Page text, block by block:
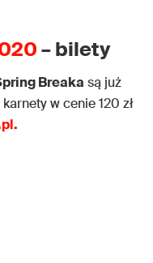
– bilety
Breaka są już
w cenie 120 zł